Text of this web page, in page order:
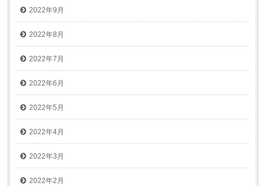
2022年9月
2022年8月
2022年7月
2022年6月
2022年5月
2022年4月
2022年3月
2022年2月